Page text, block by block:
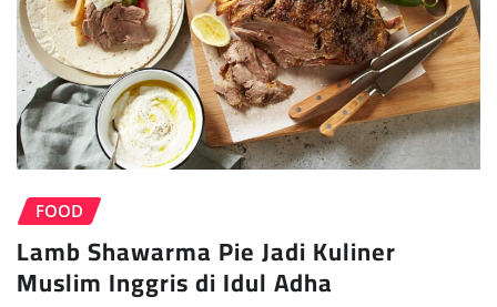
FOOD
Lamb Shawarma Pie Jadi Kuliner
Muslim Inggris di Idul Adha